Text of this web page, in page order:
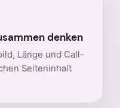
denken
Länge und Call-
Seiteninhalt